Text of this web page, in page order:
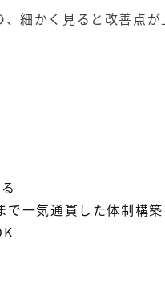
細かく見ると改善点
一気通貫した体制構